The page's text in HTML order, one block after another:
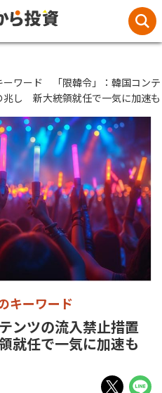
ーワード 「限韓令」：韓国コンテ
兆し 新大統領就任で一気に加速も
キーワード
ンツの流入禁止措置
就任で一気に加速も